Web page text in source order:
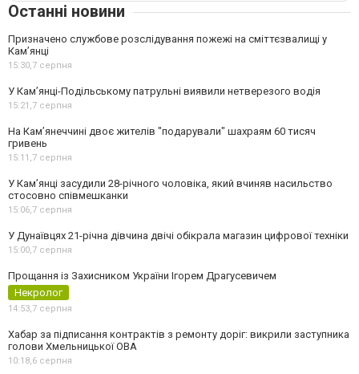
Останні новини
Призначено службове розслідування пожежі на сміттєзвалищі у
Кам’янці
15:30,7 серпня
У Кам’янці-Подільському патрульні виявили нетверезого водія
15:21,7 серпня
На Камʼянеччині двоє жителів "подарували" шахраям 60 тисяч
гривень
15:11,7 серпня
У Камʼянці засудили 28-річного чоловіка, який вчиняв насильство
стосовно співмешканки
15:06,7 серпня
У Дунаївцях 21-річна дівчина двічі обікрала магазин цифрової техніки
15:00,7 серпня
Прощання із Захисником України Ігорем Драгусевичем
Некролог
14:53,7 серпня
Хабар за підписання контрактів з ремонту доріг: викрили заступника
голови Хмельницької ОВА
10:18,6 серпня